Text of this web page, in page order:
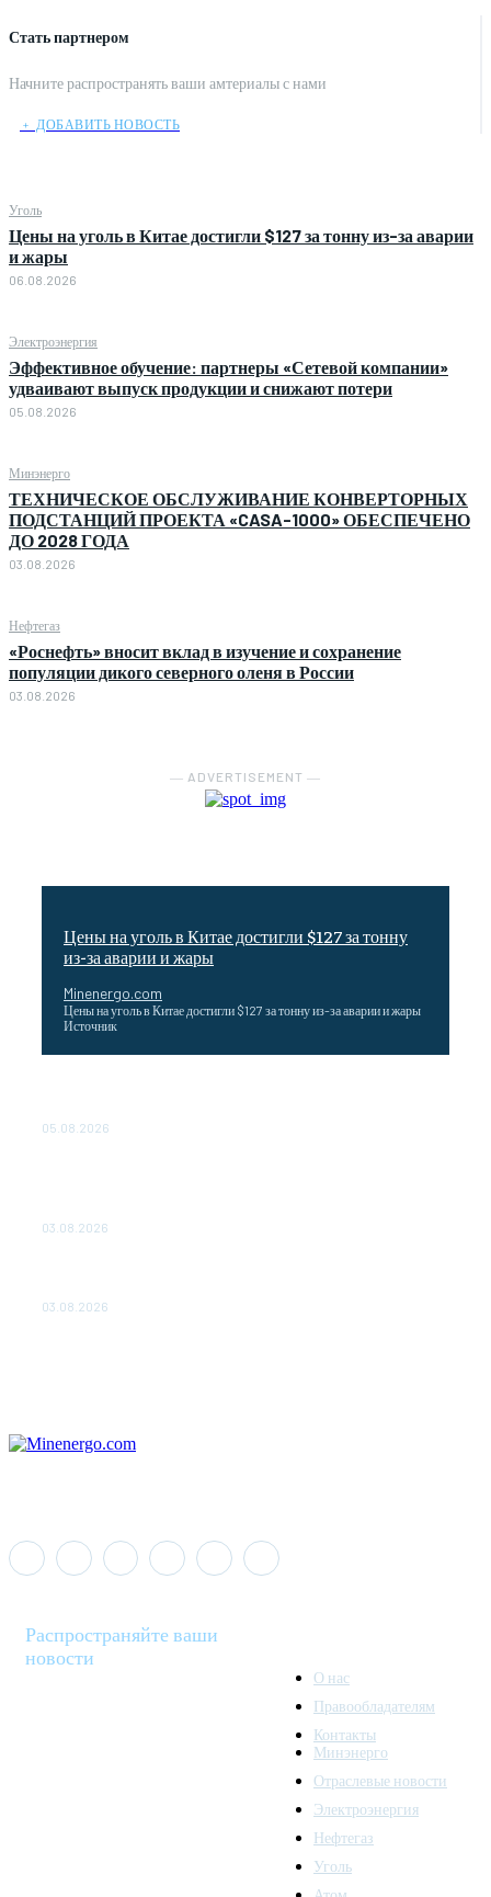
Стать партнером
Начните распространять ваши амтериалы с нами
﹢ ДОБАВИТЬ НОВОСТЬ
Уголь
Цены на уголь в Китае достигли $127 за тонну из-за аварии
и жары
06.08.2026
Электроэнергия
Эффективное обучение: партнеры «Сетевой компании»
удваивают выпуск продукции и снижают потери
05.08.2026
Минэнерго
ТЕХНИЧЕСКОЕ ОБСЛУЖИВАНИЕ КОНВЕРТОРНЫХ
ПОДСТАНЦИЙ ПРОЕКТА «CASA-1000» ОБЕСПЕЧЕНО
ДО 2028 ГОДА
03.08.2026
Нефтегаз
«Роснефть» вносит вклад в изучение и сохранение
популяции дикого северного оленя в России
03.08.2026
― ADVERTISEMENT ―
Цены на уголь в Китае достигли $127 за тонну
из-за аварии и жары
Minenergo.com
Цены на уголь в Китае достигли $127 за тонну из-за аварии и жары
Источник
05.08.2026
03.08.2026
03.08.2026
Распространяйте ваши
новости
О нас
Правообладателям
Контакты
Минэнерго
Отраслевые новости
Электроэнергия
Нефтегаз
Уголь